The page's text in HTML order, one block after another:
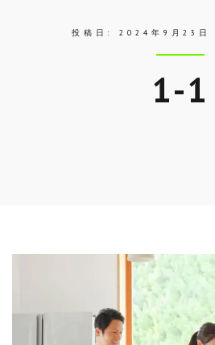
投稿日:2024年9月23日
1-1